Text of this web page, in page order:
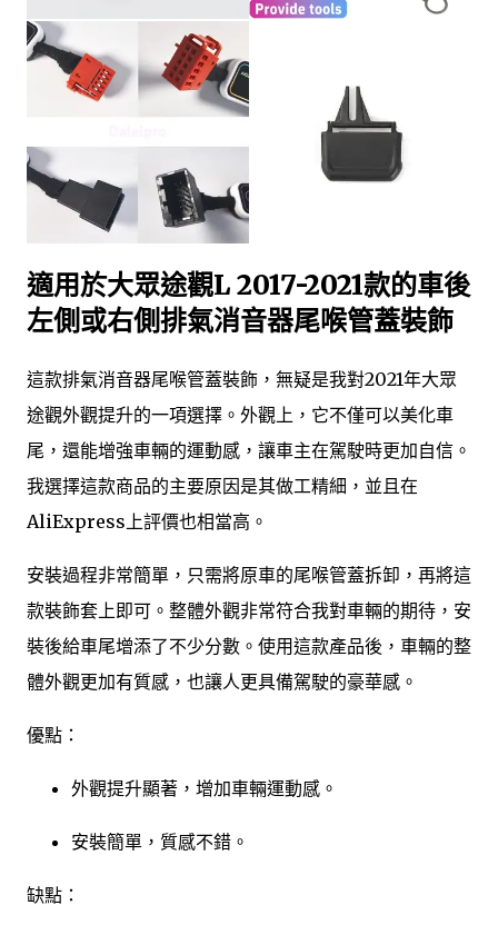
適用於大眾途觀L 2017-2021款的車後
左側或右側排氣消音器尾喉管蓋裝飾
這款排氣消音器尾喉管蓋裝飾，無疑是我對2021年大眾
途觀外觀提升的一項選擇。外觀上，它不僅可以美化車
尾，還能增強車輛的運動感，讓車主在駕駛時更加自信。
我選擇這款商品的主要原因是其做工精細，並且在
AliExpress上評價也相當高。
安裝過程非常簡單，只需將原車的尾喉管蓋拆卸，再將這
款裝飾套上即可。整體外觀非常符合我對車輛的期待，安
裝後給車尾增添了不少分數。使用這款產品後，車輛的整
體外觀更加有質感，也讓人更具備駕駛的豪華感。
優點：
外觀提升顯著，增加車輛運動感。
安裝簡單，質感不錯。
缺點：